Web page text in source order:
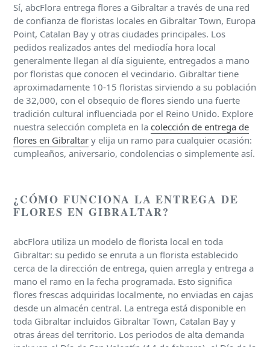
Sí, abcFlora entrega flores a Gibraltar a través de una red
de confianza de floristas locales en Gibraltar Town, Europa
Point, Catalan Bay y otras ciudades principales. Los
pedidos realizados antes del mediodía hora local
generalmente llegan al día siguiente, entregados a mano
por floristas que conocen el vecindario. Gibraltar tiene
aproximadamente 10-15 floristas sirviendo a su población
de 32,000, con el obsequio de flores siendo una fuerte
tradición cultural influenciada por el Reino Unido. Explore
nuestra selección completa en la colección de entrega de
flores en Gibraltar y elija un ramo para cualquier ocasión:
cumpleaños, aniversario, condolencias o simplemente así.
¿CÓMO FUNCIONA LA ENTREGA DE
FLORES EN GIBRALTAR?
abcFlora utiliza un modelo de florista local en toda
Gibraltar: su pedido se enruta a un florista establecido
cerca de la dirección de entrega, quien arregla y entrega a
mano el ramo en la fecha programada. Esto significa
flores frescas adquiridas localmente, no enviadas en cajas
desde un almacén central. La entrega está disponible en
toda Gibraltar incluidos Gibraltar Town, Catalan Bay y
otras áreas del territorio. Los periodos de alta demanda